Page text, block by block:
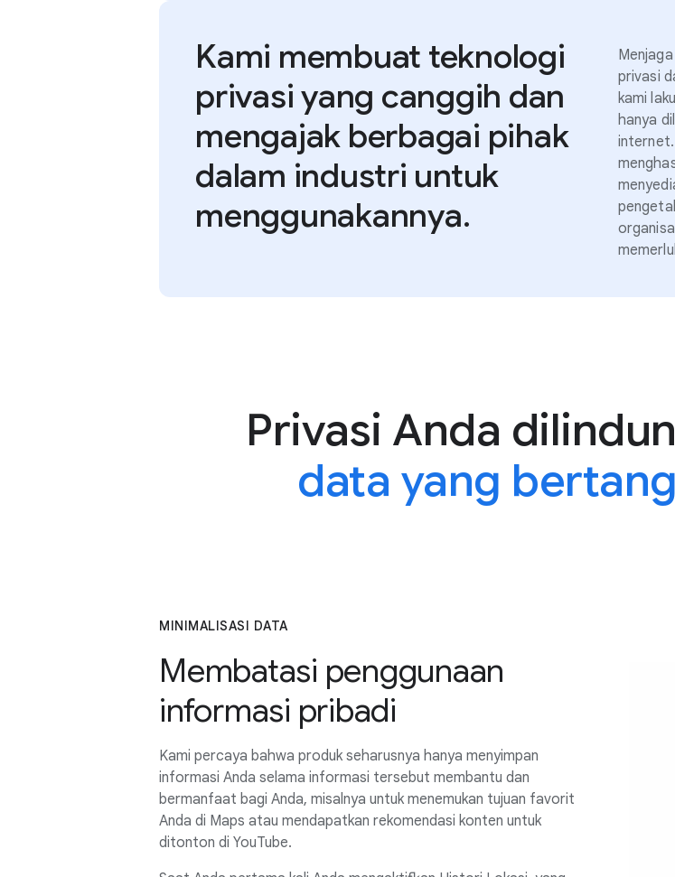
Kami membuat teknologi
privasi yang canggih dan
mengajak berbagai pihak
dalam industri untuk
menggunakannya.
privasi
kami
hanya
Privasi Anda
data yang
MINIMALISASI DATA
Membatasi penggunaan
informasi pribadi
Kami percaya bahwa produk seharusnya hanya menyimpan
informasi Anda selama informasi tersebut membantu dan
bermanfaat bagi Anda, misalnya untuk menemukan tujuan favorit
Anda di Maps atau mendapatkan rekomendasi konten untuk
ditonton di YouTube.